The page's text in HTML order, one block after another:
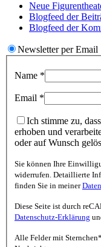
Neue
Blogfeed der
Blogfeed der
Newsletter per Email
Name *
Email *
Ich stimme zu,
erhoben und
oder auf Wunsch
Sie können Ihre
widerrufen. Detaillierte
finden Sie in meiner
Diese Seite ist durch
Datenschutz-Erklärung
Alle Felder mit Sternchen*